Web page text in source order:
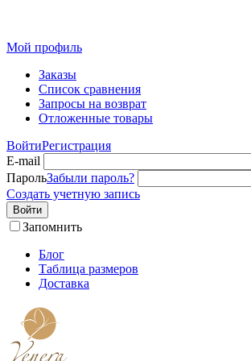
Мой профиль
Заказы
Список сравнения
Запросы на возврат
Отложенные товары
ВойтиРегистрация
E-mail
ПарольЗабыли пароль?
Создать учетную запись
Войти
Запомнить
Блог
Таблица размеров
Доставка